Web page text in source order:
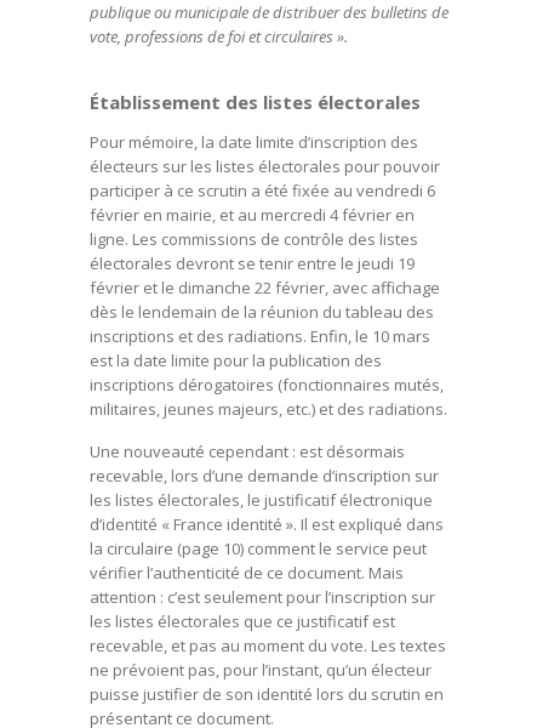
publique ou municipale de distribuer des bulletins de
vote, professions de foi et circulaires ».
Établissement des listes électorales
Pour mémoire, la date limite d’inscription des
électeurs sur les listes électorales pour pouvoir
participer à ce scrutin a été fixée au vendredi 6
février en mairie, et au mercredi 4 février en
ligne. Les commissions de contrôle des listes
électorales devront se tenir entre le jeudi 19
février et le dimanche 22 février, avec affichage
dès le lendemain de la réunion du tableau des
inscriptions et des radiations. Enfin, le 10 mars
est la date limite pour la publication des
inscriptions dérogatoires (fonctionnaires mutés,
militaires, jeunes majeurs, etc.) et des radiations.
Une nouveauté cependant : est désormais
recevable, lors d’une demande d’inscription sur
les listes électorales, le justificatif électronique
d’identité « France identité ». Il est expliqué dans
la circulaire (page 10) comment le service peut
vérifier l’authenticité de ce document. Mais
attention : c’est seulement pour l’inscription sur
les listes électorales que ce justificatif est
recevable, et pas au moment du vote. Les textes
ne prévoient pas, pour l’instant, qu’un électeur
puisse justifier de son identité lors du scrutin en
présentant ce document.